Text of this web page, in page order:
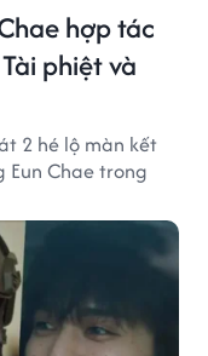
hợp tác
phiệt và
2 hé lộ màn kết
Eun Chae trong